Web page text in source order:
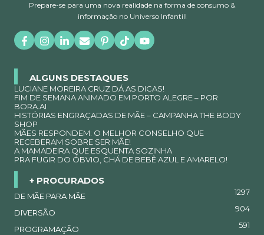
Prepare-se para uma nova realidade na forma de consumo &
informação no Universo Infantil!
ALGUNS DESTAQUES
LUCIANE MOREIRA CRUZ DÁ AS DICAS!
FIM DE SEMANA ANIMADO EM PORTO ALEGRE – POR
BORA.AI
HISTÓRIAS ENGRAÇADAS DE MÃE – CAMPANHA THE BODY
SHOP
MÃES RESPONDEM: O MELHOR CONSELHO QUE
RECEBERAM SOBRE SER MÃE!
A MAMADEIRA QUE ESQUENTA SOZINHA
PRA FUGIR DO ÓBVIO, CHÁ DE BEBÊ AZUL E AMARELO!
+ PROCURADOS
DE MÃE PARA MÃE 1297
DIVERSÃO 904
PROGRAMAÇÃO 591